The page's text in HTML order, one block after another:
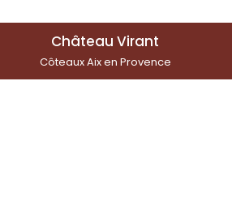
Château Virant
Côteaux Aix en Provence